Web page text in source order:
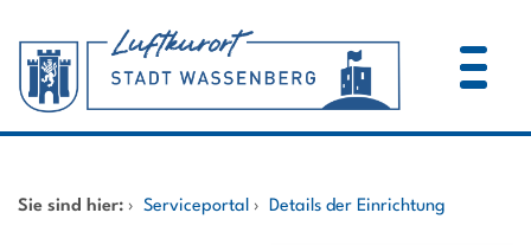
Dienstleistungen A-Z
Sie sind hier: › Serviceportal › Details der Einrichtung